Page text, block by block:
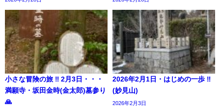
小さな冒険の旅 ‼︎ 2月3日・・・
満願寺・坂田金時(金太郎)墓参り
🙏
2026年2月1日・はじめの一歩 ‼︎
(妙見山)
2026年2月3日